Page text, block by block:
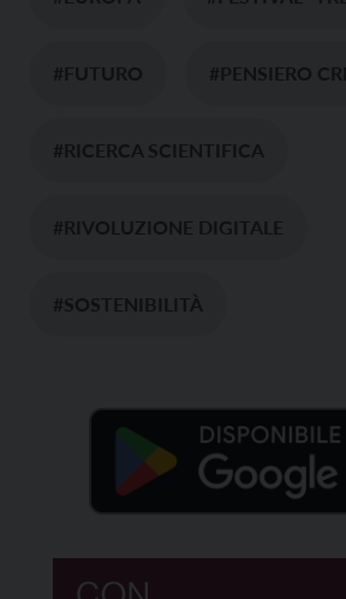
#FUTURO #PENSIERO
#RICERCA SCIENTIFICA
#RIVOLUZIONE DIGITALE
#SOSTENIBILITÀ